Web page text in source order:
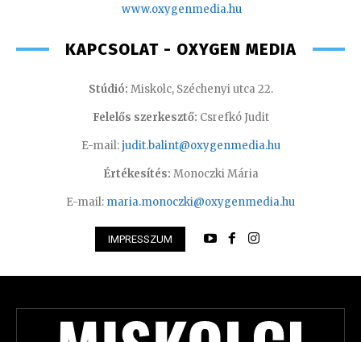
www.oxygenmedia.hu
KAPCSOLAT - OXYGEN MEDIA
Stúdió: Miskolc, Széchenyi utca 22.
Felelős szerkesztő: Csrefkó Judit
E-mail:judit.balint@oxygenmedia.hu
Értékesítés: Monoczki Mária
E-mail: maria.monoczki@oxygenmedia.hu
IMPRESSZUM